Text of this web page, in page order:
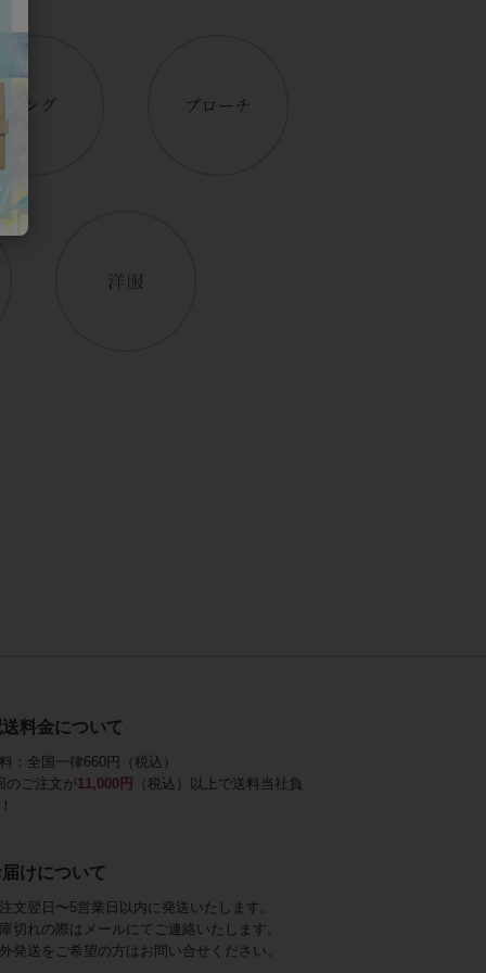
料金について
：全国一律660円（税込）
のご注文が11,000円
（税込）以上で送料当社負
けについて
文翌日〜5営業日以内に発送いたします。
切れの際はメールにてご連絡いたします。
発送をご希望の方はお問い合せください。